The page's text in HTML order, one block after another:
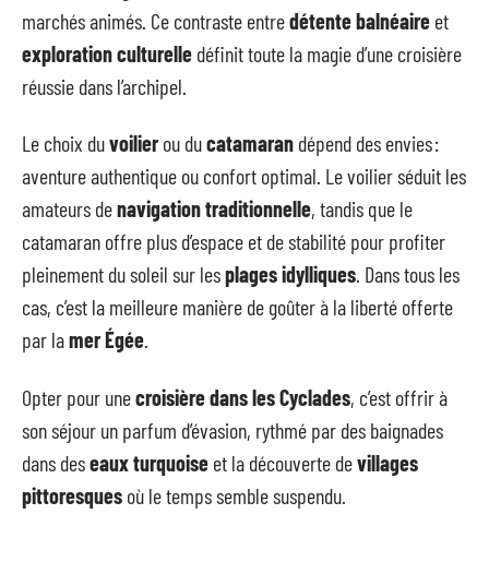
marchés animés. Ce contraste entredétente balnéaire et
exploration culturelle définit toute la magie d’une croisière
réussie dans l’archipel.
Le choix duvoilierou ducatamaran dépend des envies :
aventure authentique ou confort optimal. Le voilier séduit les
amateurs denavigation traditionnelle, tandis que le
catamaran offre plus d’espace et de stabilité pour profiter
pleinement du soleil sur lesplages idylliques. Dans tous les
cas, c’est la meilleure manière de goûter à la liberté offerte
par lamer Égée.
Opter pour unecroisière dans les Cyclades, c’est offrir à
son séjour un parfum d’évasion, rythmé par des baignades
dans deseaux turquoise et la découverte devillages
pittoresques où le temps semble suspendu.